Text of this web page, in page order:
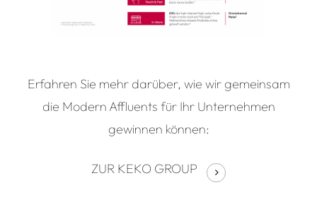
Erfahren Sie mehrdarüber, wie wir gemeinsam
die Modern Affluents für Ihr Unternehmen
gewinnen können:
ZUR KEKO GROUP